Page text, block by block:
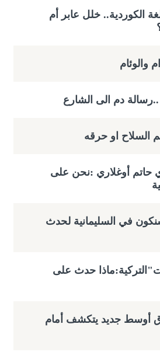
الكوردية.. خلل عابر أم
والوئام
..رسالة دم الى الشارع
السلاح او حرقه
حاتم أوغلاري :​نحن على
في السليمانية لحدث
حدث على
أوسط جديد يتكشف أمام